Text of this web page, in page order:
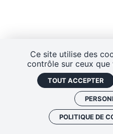
Ce site utilise des
contrôle sur ceux
TOUT ACCEPTER
POLITIQUE DE